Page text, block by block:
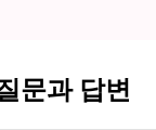
문과 답변